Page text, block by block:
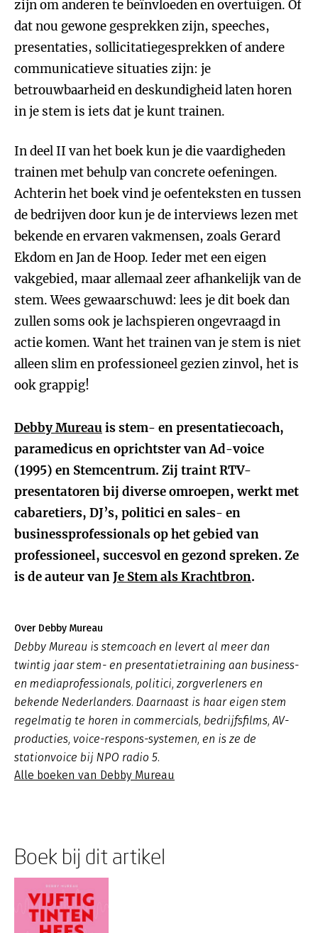
zijn om anderen te beïnvloeden en overtuigen. Of
dat nou gewone gesprekken zijn, speeches,
presentaties, sollicitatiegesprekken of andere
communicatieve situaties zijn: je
betrouwbaarheid en deskundigheid laten horen
in je stem is iets dat je kunt trainen.
In deel II van het boek kun je die vaardigheden
trainen met behulp van concrete oefeningen.
Achterin het boek vind je oefenteksten en tussen
de bedrijven door kun je de interviews lezen met
bekende en ervaren vakmensen, zoals Gerard
Ekdom en Jan de Hoop. Ieder met een eigen
vakgebied, maar allemaal zeer afhankelijk van de
stem. Wees gewaarschuwd: lees je dit boek dan
zullen soms ook je lachspieren ongevraagd in
actie komen. Want het trainen van je stem is niet
alleen slim en professioneel gezien zinvol, het is
ook grappig!
Debby Mureauis stem- en presentatiecoach,
paramedicus en oprichtster van Ad-voice
(1995) en Stemcentrum. Zij traint RTV-
presentatoren bij diverse omroepen, werkt met
cabaretiers, DJ’s, politici en sales- en
businessprofessionals op het gebied van
professioneel, succesvol en gezond spreken. Ze
is de auteur vanJe Stem als Krachtbron.
Over Debby Mureau
Debby Mureau is stemcoach en levert al meer dan
twintig jaar stem- en presentatietraining aan business-
en mediaprofessionals, politici, zorgverleners en
bekende Nederlanders. Daarnaast is haar eigen stem
regelmatig te horen in commercials, bedrijfsfilms, AV-
producties, voice-respons-systemen, en is ze de
stationvoice bij NPO radio 5.
Alle boeken van Debby Mureau
Boek bij dit artikel